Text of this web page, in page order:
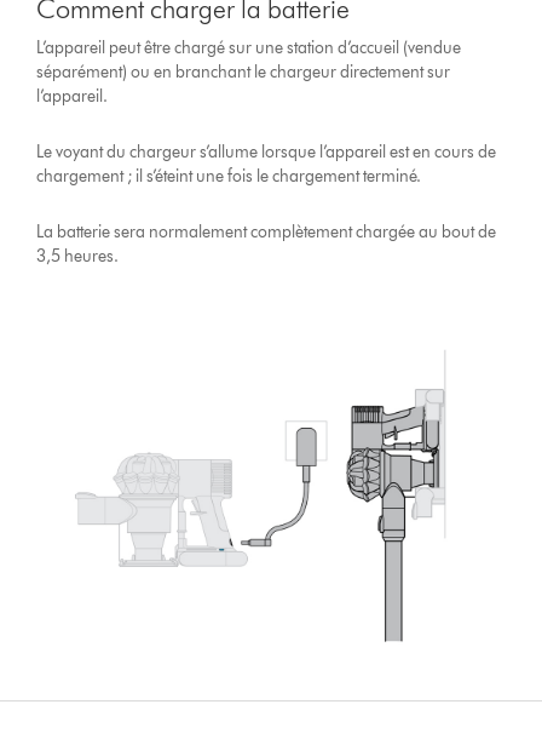
Comment charger la batterie
L’appareil peut être chargé sur une station d’accueil (vendue
séparément) ou en branchant le chargeur directement sur
l’appareil.
Le voyant du chargeur s’allume lorsque l’appareil est en cours de
chargement ; il s’éteint une fois le chargement terminé.
La batterie sera normalement complètement chargée au bout de
3,5 heures.